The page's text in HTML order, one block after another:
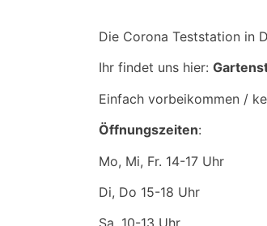
Die Corona Teststation in
Ihr findet uns hier:
Einfach vorbeikommen /
Öffnungszeiten:
Mo, Mi, Fr. 14-17 Uhr
Di, Do 15-18 Uhr